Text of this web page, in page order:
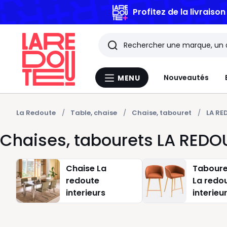
Profitez de la
Menu
MENU Nouveautés
Rechercher
Les
derniers
articles
consultés
La Redoute Table, chaise Chaise, tabouret LA
Chaises, tabourets LA
Chaise La
redoute
interieurs
La